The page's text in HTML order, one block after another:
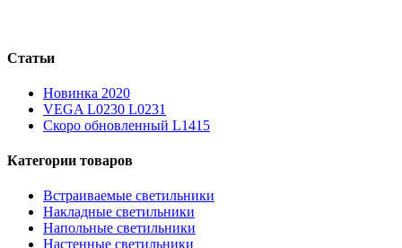
Статьи
Новинка 2020
VEGA L0230 L0231
Скоро обновленный L1415
Категории товаров
Встраиваемые светильники
Накладные светильники
Напольные светильники
Настенные светильники